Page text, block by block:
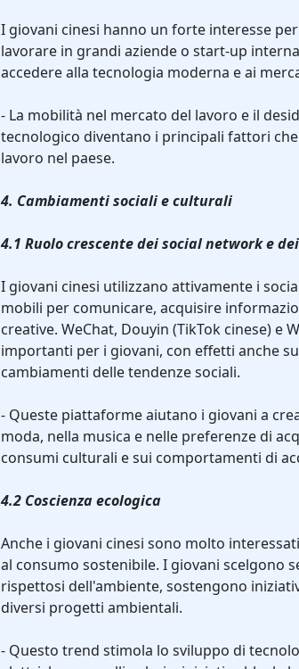
I giovani cinesi hanno un forte interesse
lavorare in grandi aziende o start-up
accedere alla tecnologia moderna e ai
- La mobilità nel mercato del lavoro e il
tecnologico diventano i principali fattori
lavoro nel paese.
4. Cambiamenti sociali e culturali
4.1 Ruolo crescente dei social network e
I giovani cinesi utilizzano attivamente i
mobili per comunicare, acquisire
creative. WeChat, Douyin (TikTok cinese) e
importanti per i giovani, con effetti anche
cambiamenti delle tendenze sociali.
- Queste piattaforme aiutano i giovani a
moda, nella musica e nelle preferenze di
consumi culturali e sui comportamenti di
4.2 Coscienza ecologica
Anche i giovani cinesi sono molto
al consumo sostenibile. I giovani scelgono
rispettosi dell'ambiente, sostengono
diversi progetti ambientali.
- Questo trend stimola lo sviluppo di